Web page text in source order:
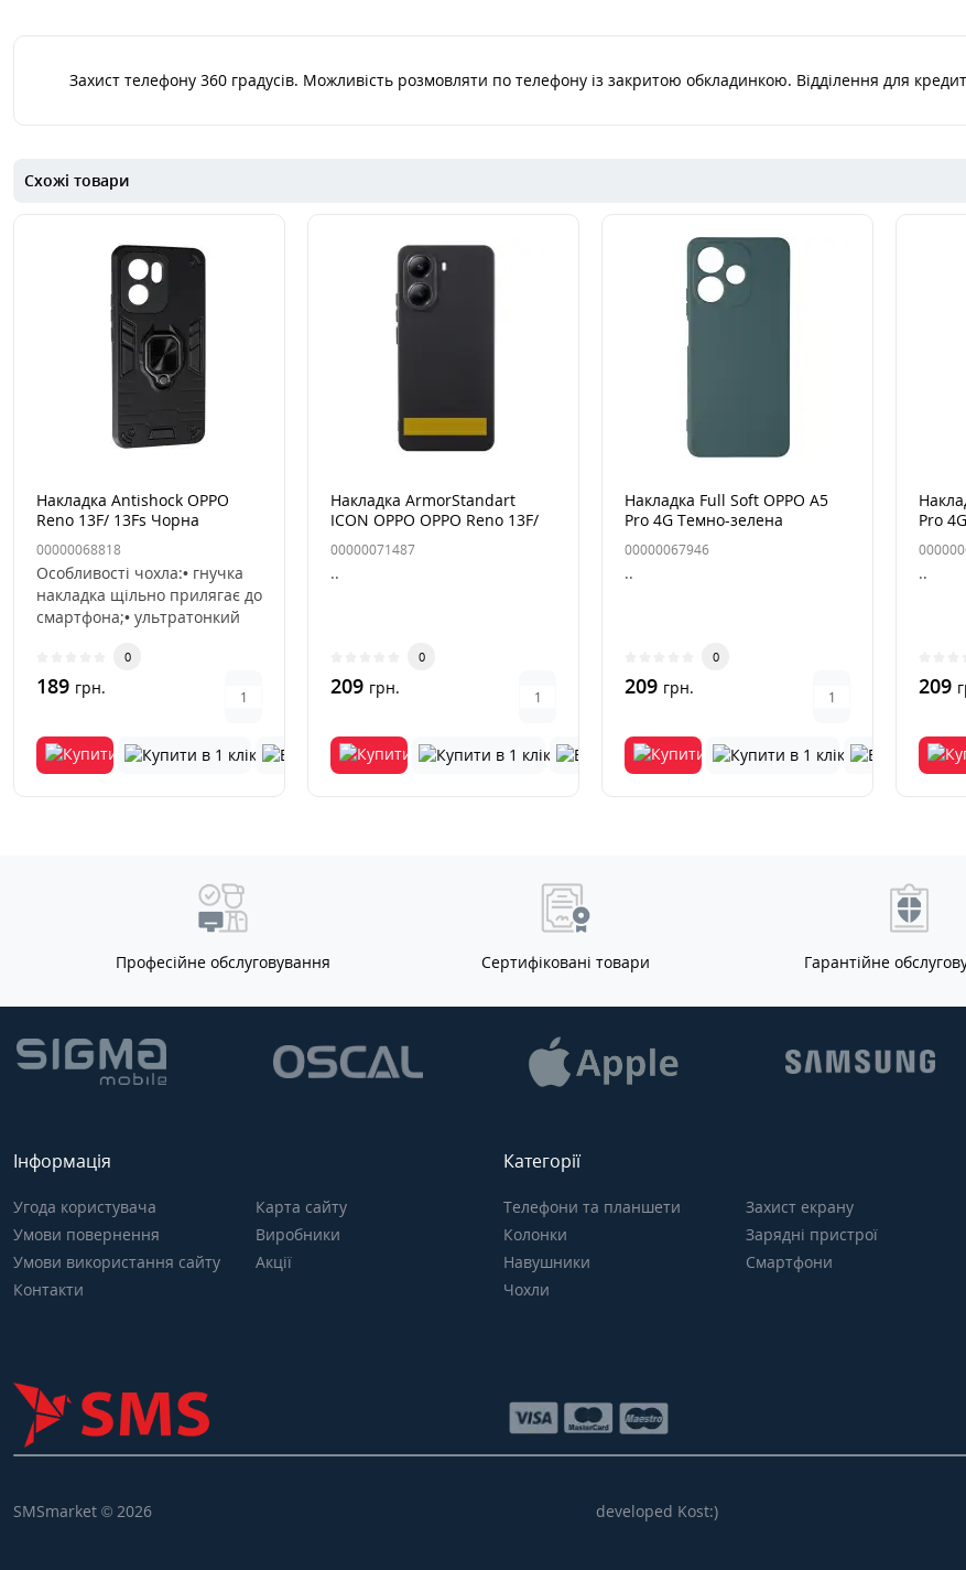
Захист телефону 360 градусів. Можливість розмовляти по телефону із закритою обкладинкою. Відділення для
Схожі товари
Накладка Antishock OPPO
Reno 13F/ 13Fs Чорна
00000068818
Особливості чохла:• гнучка
накладка щільно прилягає до
смартфона;• ультратонкий
0
189 грн.
Накладка ArmorStandart
ICON OPPO OPPO Reno 13F/
13Fs Чорна
00000071487
..
0
209 грн.
Накладка Full Soft OPPO A5
Pro 4G Темно-зелена
00000067946
..
0
209 грн.
Pro
..
209
Професійне обслуговування Сертифіковані товари Гарантійне
Інформація
Угода користувача
Умови повернення
Умови використання сайту
Контакти
Карта сайту
Виробники
Акції
Категорії
Телефони та планшети
Колонки
Навушники
Чохли
Захист екрану
Зарядні пристрої
Смартфони
SMSmarket © 2026 developed Kost:)